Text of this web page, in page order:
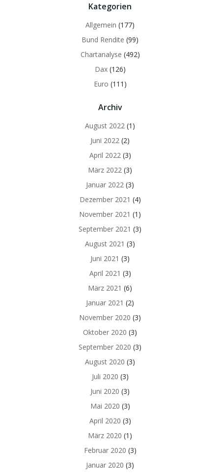
Kategorien
Allgemein (177)
Bund Rendite (99)
Chartanalyse (492)
Dax(126)
Euro (111)
Archiv
August 2022 (1)
Juni 2022 (2)
April 2022 (3)
März 2022 (3)
Januar 2022 (3)
Dezember 2021 (4)
November 2021 (1)
September 2021 (3)
August 2021 (3)
Juni 2021 (3)
April 2021 (3)
März 2021 (6)
Januar 2021 (2)
November 2020 (3)
Oktober 2020 (3)
September 2020 (3)
August 2020 (3)
Juli 2020 (3)
Juni 2020 (3)
Mai 2020 (3)
April 2020 (3)
März 2020 (1)
Februar 2020 (3)
Januar 2020 (3)